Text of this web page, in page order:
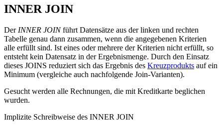
INNER JOIN
Der INNER JOINführt Datensätze aus der linken und rechten
Tabelle genau dann zusammen, wenn die angegebenen Kriterien
alle erfüllt sind. Ist eines oder mehrere der Kriterien nicht erfüllt, so
entsteht kein Datensatz in der Ergebnismenge. Durch den Einsatz
dieses JOINS reduziert sich das Ergebnis des Kreuzprodukts auf ein
Minimum (vergleiche auch nachfolgende Join-Varianten).
Gesucht werden alle Rechnungen, die mit Kreditkarte beglichen
wurden.
Implizite Schreibweise des INNER JOIN